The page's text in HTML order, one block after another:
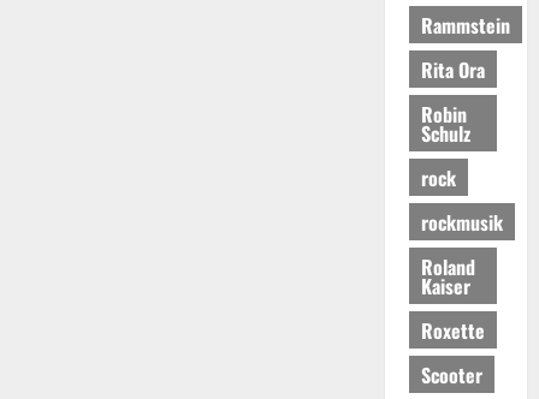
Rammstein
Rita Ora
Robin
Schulz
rock
rockmusik
Roland
Kaiser
Roxette
Scooter